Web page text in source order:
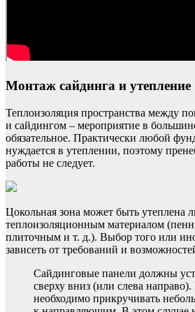
Монтаж сайдинга и утепление
Теплоизоляция пространства между
и сайдингом – мероприятие в
обязательное. Практически любой
нуждается в утеплении, поэтому
работы не следует.
Цокольная зона может быть
теплоизоляционным материалом
плиточным и т. д.). Выбор того или
зависеть от требований и
Сайдинговые панели должны
сверху вниз (или слева
необходимо прикручивать